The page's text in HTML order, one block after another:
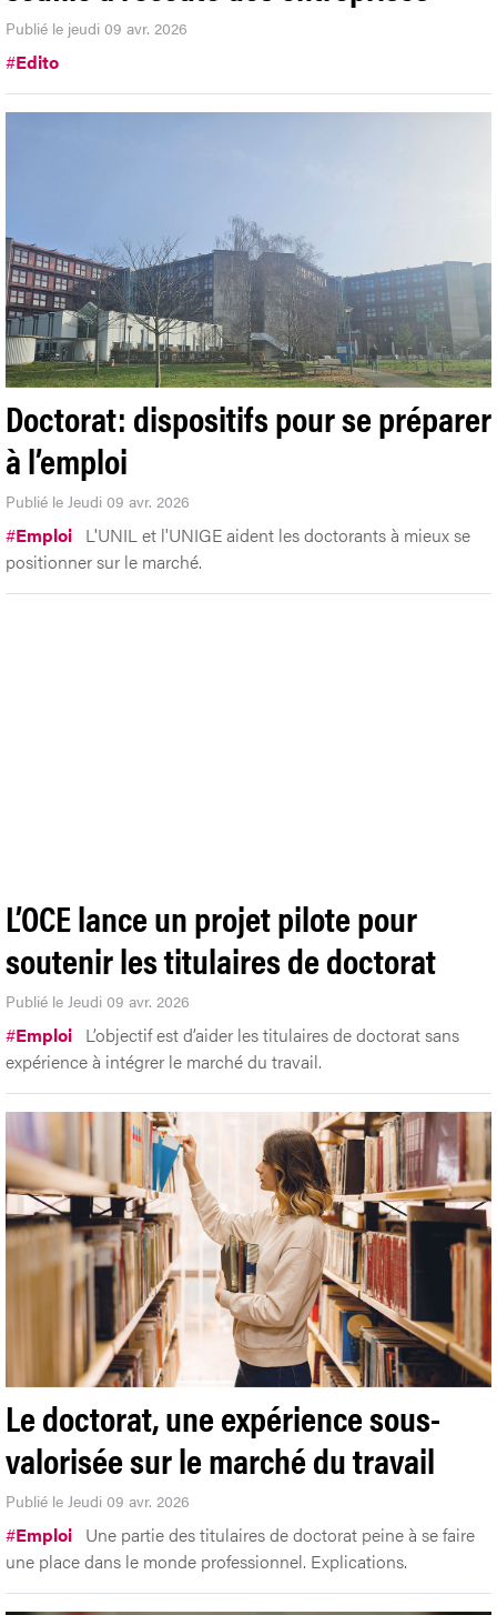
Publié le jeudi 09 avr. 2026
#Edito
Doctorat: dispositifs pour se préparer
à l’emploi
Publié le Jeudi 09 avr. 2026
#Emploi L'UNIL et l'UNIGE aident les doctorants à mieux se
positionner sur le marché.
L’OCE lance un projet pilote pour
soutenir les titulaires de doctorat
Publié le Jeudi 09 avr. 2026
#Emploi L’objectif est d’aider les titulaires de doctorat sans
expérience à intégrer le marché du travail.
Le doctorat, une expérience sous-
valorisée sur le marché du travail
Publié le Jeudi 09 avr. 2026
#Emploi Une partie des titulaires de doctorat peine à se faire
une place dans le monde professionnel. Explications.